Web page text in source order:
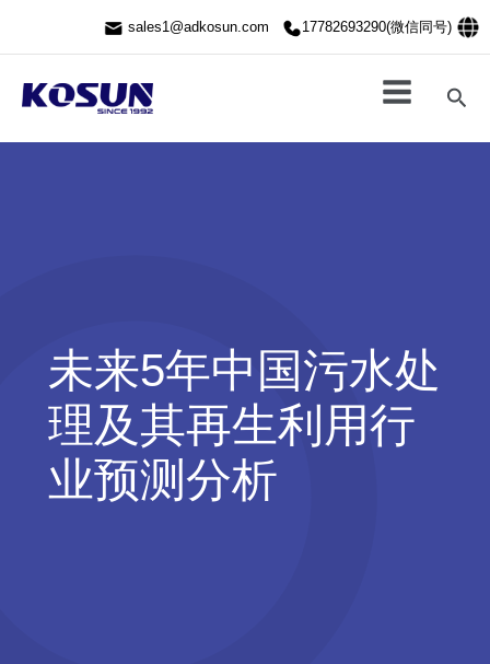
sales1@adkosun.com 17782693290(微信同号)
搜
索
未来5年中国污水处
理及其再生利用行
业预测分析